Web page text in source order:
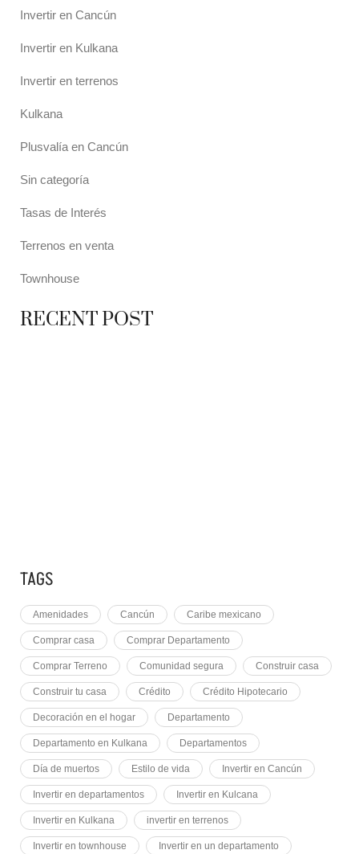
Invertir en Cancún
Invertir en Kulkana
Invertir en terrenos
Kulkana
Plusvalía en Cancún
Sin categoría
Tasas de Interés
Terrenos en venta
Townhouse
RECENT POST
TAGS
Amenidades Cancún Caribe mexicano
Comprar casa Comprar Departamento
Comprar Terreno Comunidad segura Construir casa
Construir tu casa Crédito Crédito Hipotecario
Decoración en el hogar Departamento
Departamento en Kulkana Departamentos
Día de muertos Estilo de vida Invertir en Cancún
Invertir en departamentos Invertir en Kulcana
Invertir en Kulkana invertir en terrenos
Invertir en townhouse Invertir en un departamento